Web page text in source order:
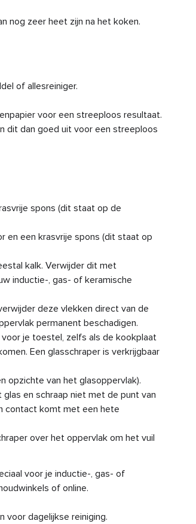
nog zeer heet zijn na het koken.
of allesreiniger.
voor een streeploos resultaat.
dit dan goed uit voor een streeploos
spons (dit staat op de
en een krasvrije spons (dit staat op
kalk. Verwijder dit met
inductie-, gas- of keramische
deze vlekken direct van de
permanent beschadigen.
je toestel, zelfs als de kookplaat
Een glasschraper is verkrijgbaar
opzichte van het glasoppervlak).
en schraap niet met de punt van
contact komt met een hete
over het oppervlak om het vuil
voor je inductie-, gas- of
of online.
voor dagelijkse reiniging.